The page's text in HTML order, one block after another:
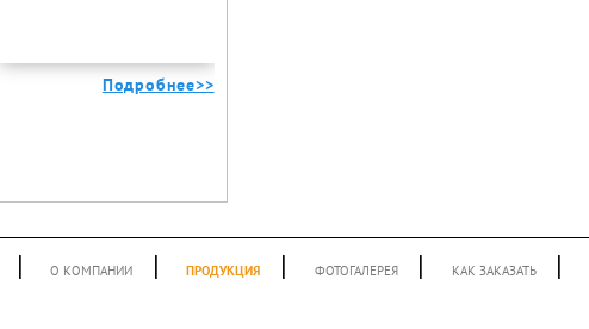
Подробнее>>
| О КОМПАНИИ | ПРОДУКЦИЯ | ФОТОГАЛЕРЕЯ | КАК ЗАКАЗАТЬ |